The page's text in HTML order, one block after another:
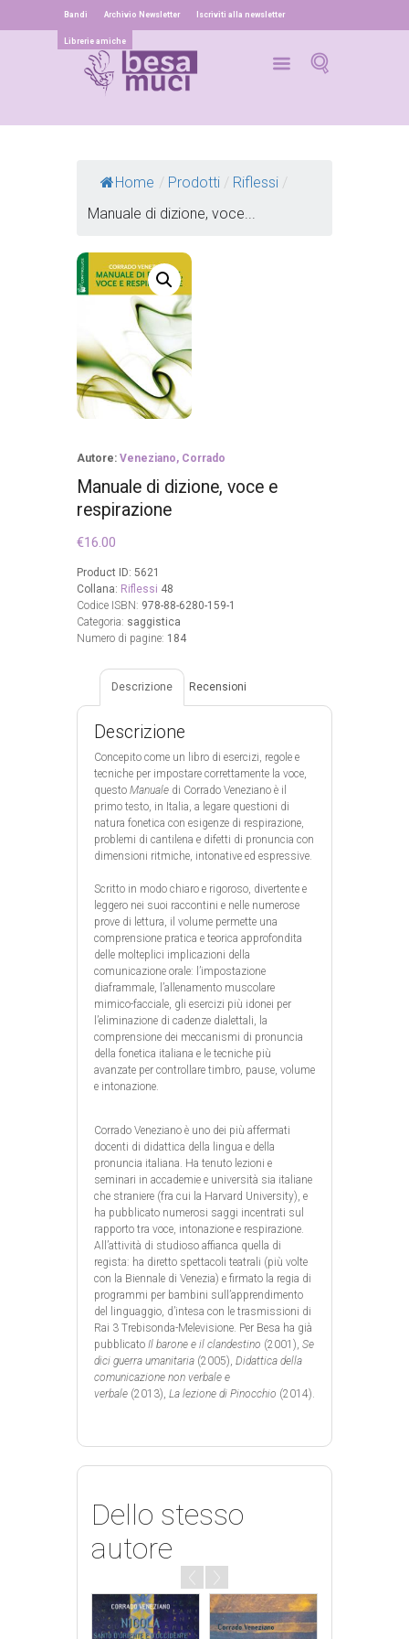
Bandi Archivio Newsletter Iscriviti alla newsletter
Librerie amiche
Home / Prodotti / Riflessi /
Manuale di dizione, voce...
Autore: Veneziano, Corrado
Manuale di dizione, voce e
respirazione
€16.00
Product ID: 5621
Collana: Riflessi 48
Codice ISBN: 978-88-6280-159-1
Categoria: saggistica
Numero di pagine: 184
Descrizione Recensioni
Descrizione
Concepito come un libro di esercizi, regole e
tecniche per impostare correttamente la voce,
questo Manuale di Corrado Veneziano è il
primo testo, in Italia, a legare questioni di
natura fonetica con esigenze di respirazione,
problemi di cantilena e difetti di pronuncia con
dimensioni ritmiche, intonative ed espressive.
Scritto in modo chiaro e rigoroso, divertente e
leggero nei suoi raccontini e nelle numerose
prove di lettura, il volume permette una
comprensione pratica e teorica approfondita
delle molteplici implicazioni della
comunicazione orale: l’impostazione
diaframmale, l’allenamento muscolare
mimico-facciale, gli esercizi più idonei per
l’eliminazione di cadenze dialettali, la
comprensione dei meccanismi di pronuncia
della fonetica italiana e le tecniche più
avanzate per controllare timbro, pause, volume
e intonazione.
Corrado Veneziano è uno dei più affermati
docenti di didattica della lingua e della
pronuncia italiana. Ha tenuto lezioni e
seminari in accademie e università sia italiane
che straniere (fra cui la Harvard University), e
ha pubblicato numerosi saggi incentrati sul
rapporto tra voce, intonazione e respirazione.
All’attività di studioso affianca quella di
regista: ha diretto spettacoli teatrali (più volte
con la Biennale di Venezia) e firmato la regia di
programmi per bambini sull’apprendimento
del linguaggio, d’intesa con le trasmissioni di
Rai 3 Trebisonda-Melevisione. Per Besa ha già
pubblicato Il barone e il clandestino (2001), Se
dici guerra umanitaria (2005), Didattica della
comunicazione non verbale e
verbale (2013), La lezione di Pinocchio (2014).
Dello stesso
autore